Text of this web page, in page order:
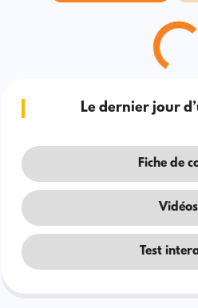
Le dernier jour
Fiche de
Vidéos
Test